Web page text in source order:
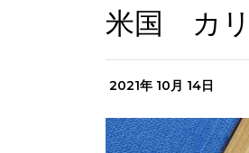
米国 カリ
2021年 10月 14日